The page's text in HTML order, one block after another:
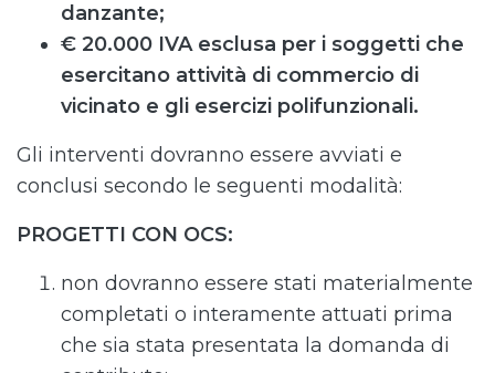
danzante;
€ 20.000 IVA esclusa per i soggetti che
esercitano attività di commercio di
vicinato e gli esercizi polifunzionali.
Gli interventi dovranno essere avviati e
conclusi secondo le seguenti modalità:
PROGETTI CON OCS:
non dovranno essere stati materialmente
completati o interamente attuati prima
che sia stata presentata la domanda di